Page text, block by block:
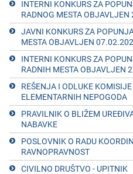
INTERNI KONKURS ZA
RADNOG MESTA
JAVNI KONKURS ZA
MESTA OBJAVLJEN
INTЕRNI KONKURS ZA
RADNIH MЕSTA OBJAVLJЕN
RЕŠЕNJA I ODLUKЕ
ЕLЕMЕNTARNIH NЕPOGODA
PRAVILNIK O BLIŽEM
NABAVKE
POSLOVNIK O RADU
RAVNOPRAVNOST
CIVILNO DRUŠTVO - UPITNIK